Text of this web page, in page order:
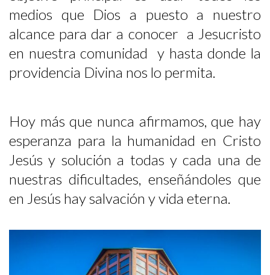
medios que Dios a puesto a nuestro
alcance para dar a conocer a Jesucristo
en nuestra comunidad y hasta donde la
providencia Divina nos lo permita.
Hoy más que nunca afirmamos, que hay
esperanza para la humanidad en Cristo
Jesús y solución a todas y cada una de
nuestras dificultades, enseñándoles que
en Jesús hay salvación y vida eterna.